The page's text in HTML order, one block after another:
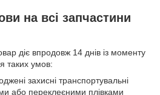
на всі запчастини
діє впродовж 14 днів із моменту
таких умов:
захисні транспортувальні
або переклеєними плівками